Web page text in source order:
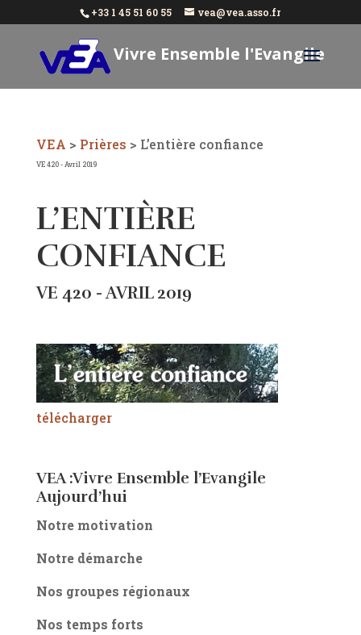
+33 1 45 51 60 55 vea@vea.asso.fr
Vivre Ensemble l'Evangile
VEA > Prières > L’entière confiance
VE 420 - Avril 2019
L’ENTIÈRE
CONFIANCE
VE 420 - AVRIL 2019
télécharger
VEA :Vivre Ensemble l’Evangile
Aujourd’hui
Notre motivation
Notre démarche
Nos groupes régionaux
Nos temps forts